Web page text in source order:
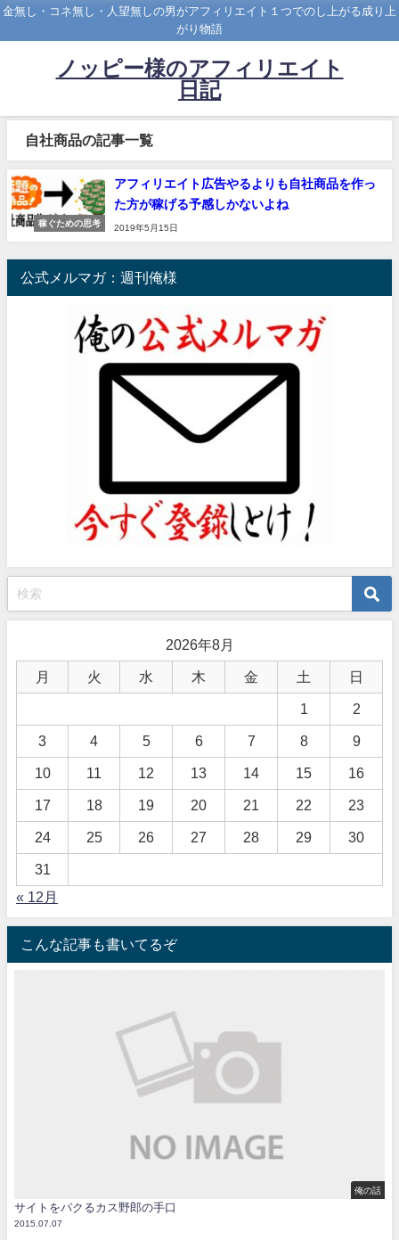
金無し・コネ無し・人望無しの男がアフィリエイト１つでのし上がる成り上
がり物語
ノッピー様のアフィリエイト
日記
自社商品の記事一覧
稼ぐための思考
アフィリエイト広告やるよりも自社商品を作っ
た方が稼げる予感しかないよね
2019年5月15日
公式メルマガ：週刊俺様
2026年8月
月 火 水 木 金 土 日
1 2
3 4 5 6 7 8 9
10 11 12 13 14 15 16
17 18 19 20 21 22 23
24 25 26 27 28 29 30
31
« 12月
こんな記事も書いてるぞ
俺の話
サイトをパクるカス野郎の手口
2015.07.07